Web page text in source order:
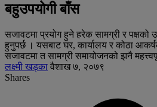
बहुउपयोगी बाँस
सजावटमा प्रयोग हुने हरेक सामग्री र पक्षको
हुनुपर्छ । यसबाट घर, कार्यालय र कोठा
सजावटमा त सामग्री समायोजनको झनै
लक्ष्मी खड्का वैशाख ७, २०७९
Shares